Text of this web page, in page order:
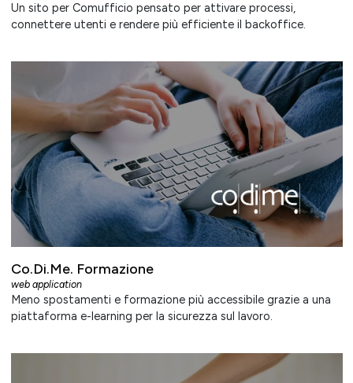
Un sito per Comufficio pensato per attivare processi,
connettere utenti e rendere più efficiente il backoffice.
Co.Di.Me. Formazione
web application
Meno spostamenti e formazione più accessibile grazie a una
piattaforma e-learning per la sicurezza sul lavoro.